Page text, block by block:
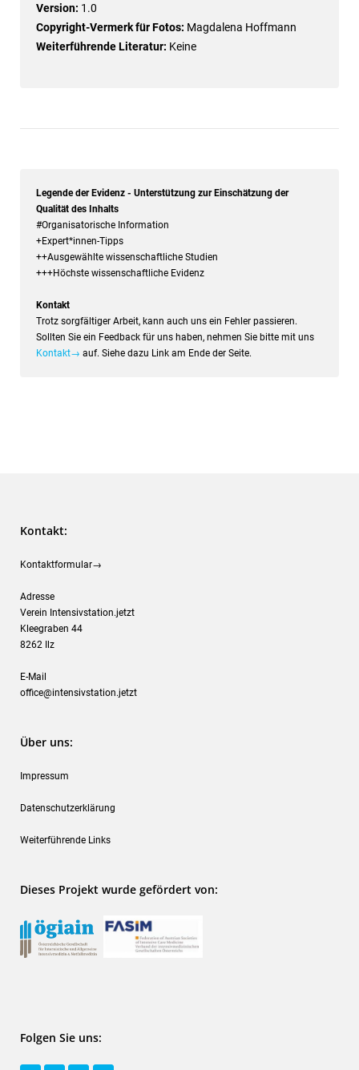
Version: 1.0
Copyright-Vermerk für Fotos: Magdalena Hoffmann
Weiterführende Literatur: Keine
Legende der Evidenz - Unterstützung zur Einschätzung der
Qualität des Inhalts
#Organisatorische Information
+Expert*innen-Tipps
++Ausgewählte wissenschaftliche Studien
+++Höchste wissenschaftliche Evidenz
Kontakt
Trotz sorgfältiger Arbeit, kann auch uns ein Fehler passieren.
Sollten Sie ein Feedback für uns haben, nehmen Sie bitte mit uns
Kontakt→ auf. Siehe dazu Link am Ende der Seite.
Kontakt:
Kontaktformular→
Adresse
Verein Intensivstation.jetzt
Kleegraben 44
8262 Ilz
E-Mail
office@intensivstation.jetzt
Über uns:
Impressum
Datenschutzerklärung
Weiterführende Links
Dieses Projekt wurde gefördert von:
Folgen Sie uns: